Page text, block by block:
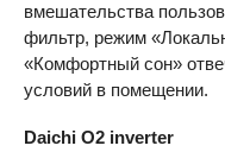
вмешательства
фильтр, режим
«Комфортный сон»
условий в помещении.
Daichi O2 inverter